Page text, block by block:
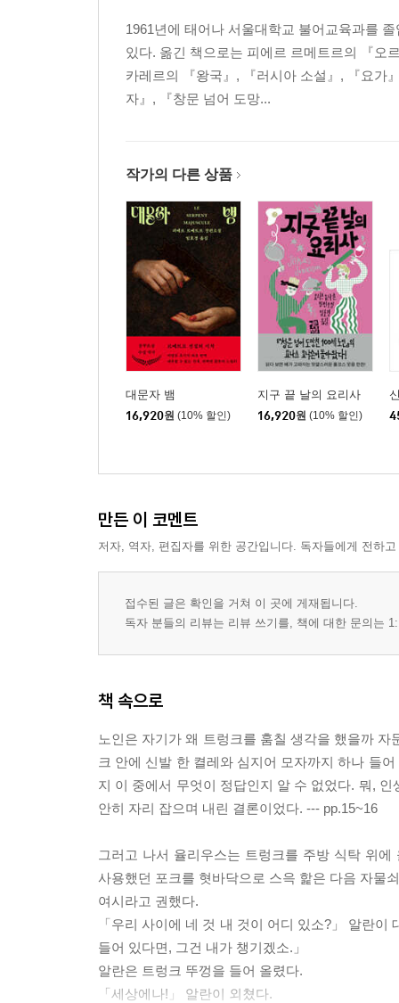
1961년에 태어나 서울대학교 불어교육과를
있다. 옮긴 책으로는 피에르 르메트르의 『오
카레르의 『왕국』, 『러시아 소설』, 『요가
자』, 『창문 넘어 도망...
작가의 다른 상품
대문자 뱀
16,920원 (10% 할인)
지구 끝 날의 요리사
16,920원 (10% 할인)
만든 이 코멘트
저자, 역자, 편집자를 위한 공간입니다. 독자들에게 전하
접수된 글은 확인을 거쳐 이 곳에 게재됩니다.
독자 분들의 리뷰는 리뷰 쓰기를, 책에 대한 문의는
책 속으로
노인은 자기가 왜 트렁크를 훔칠 생각을 했을까
크 안에 신발 한 켤레와 심지어 모자까지 하나 들
지 이 중에서 무엇이 정답인지 알 수 없었다. 뭐,
안히 자리 잡으며 내린 결론이었다. --- pp.15~16
그러고 나서 율리우스는 트렁크를 주방 식탁 위
사용했던 포크를 혓바닥으로 스윽 핥은 다음 자물
여시라고 권했다.
「우리 사이에 네 것 내 것이 어디 있소?」 알란
들어 있다면, 그건 내가 챙기겠소.」
알란은 트렁크 뚜껑을 들어 올렸다.
「세상에나!」 알란이 외쳤다.